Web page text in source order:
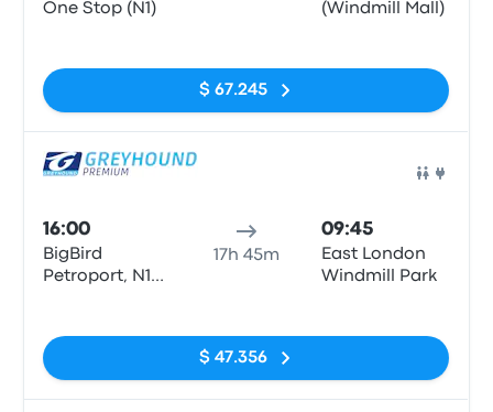
One Stop (N1)
(Windmill Mall)
$ 67.245
16:00
BigBird
Petroport, N1
17h 45m
09:45
East London
Windmill Park
$ 47.356